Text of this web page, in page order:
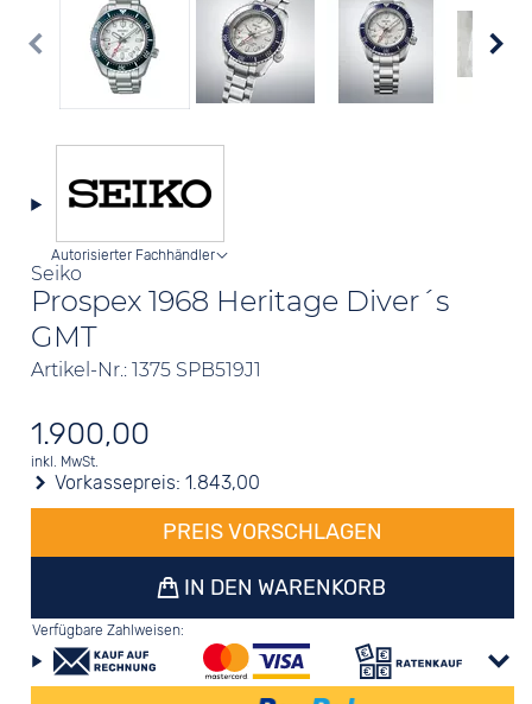
Seiko
Prospex 1968 Heritage Diver´s
GMT
Artikel-Nr.: 1375 SPB519J1
Autorisierter Fachhändler
1.900,00
inkl. MwSt.
Vorkassepreis:1.843,00
PREIS VORSCHLAGEN
IN DEN WARENKORB
Verfügbare Zahlweisen: